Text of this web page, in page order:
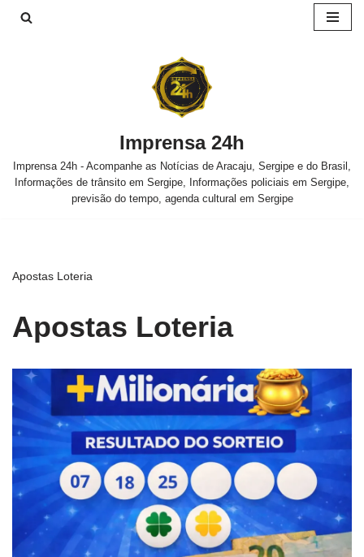
Imprensa 24h
Imprensa 24h - Acompanhe as Notícias de Aracaju, Sergipe e do Brasil,
Informações de trânsito em Sergipe, Informações policiais em Sergipe,
previsão do tempo, agenda cultural em Sergipe
Apostas Loteria
Apostas Loteria